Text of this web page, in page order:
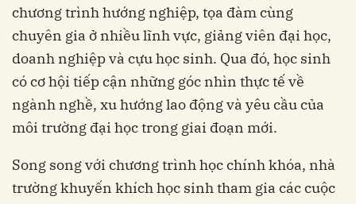
chương trình hướng nghiệp, tọa đàm cùng
chuyên gia ở nhiều lĩnh vực, giảng viên đại học,
doanh nghiệp và cựu học sinh. Qua đó, học sinh
có cơ hội tiếp cận những góc nhìn thực tế về
ngành nghề, xu hướng lao động và yêu cầu của
môi trường đại học trong giai đoạn mới.
Song song với chương trình học chính khóa, nhà
trường khuyến khích học sinh tham gia các cuộc